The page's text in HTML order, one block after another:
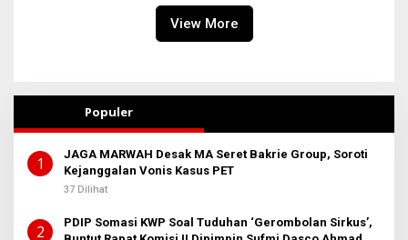
View More
Populer
1
JAGA MARWAH Desak MA Seret Bakrie Group, Soroti
Kejanggalan Vonis Kasus PET
37 Dilihat
2
PDIP Somasi KWP Soal Tuduhan ‘Gerombolan Sirkus’,